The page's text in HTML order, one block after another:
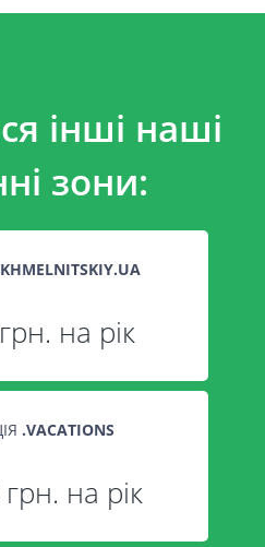
інші наші
зони:
KHMELNITSKIY.UA
на рік
.VACATIONS
на рік